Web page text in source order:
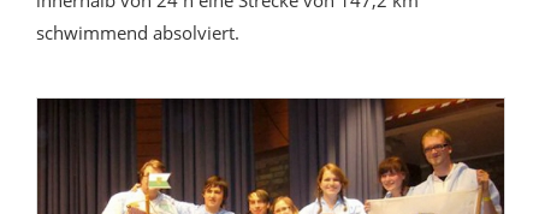
schwimmend absolviert.